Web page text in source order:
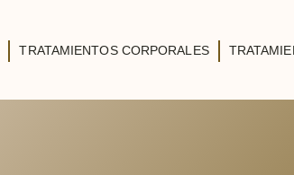
TRATAMIENTOS CORPORALES